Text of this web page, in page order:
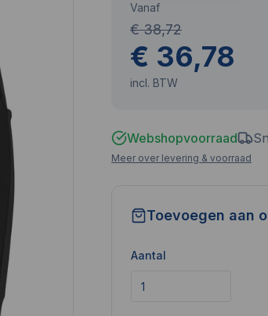
Vanaf
€ 38,72
€ 36,78
incl. BTW
Webshopvoorraad
Meer over levering & voorraad
Toevoegen aan
Aantal